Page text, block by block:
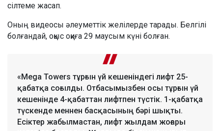
сілтеме жасап.
Оның видеосы әлеуметтік желілерде тарады. Белгілі
болғандай, оқыс оқиға 29 маусым күні болған.
«Mega Towers тұрғын үй кешеніндегі лифт 25-
қабатқа соғылды. Отбасымызбен осы тұрғын үй
кешенінде 4-қабаттан лифтпен түстік. 1-қабатқа
түскенде меннен басқасының бәрі шықты.
Есіктер жабылмастан, лифт жылдам жоғары